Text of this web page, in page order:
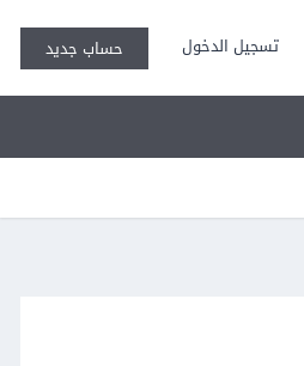
تسجيل الدخول حساب جديد